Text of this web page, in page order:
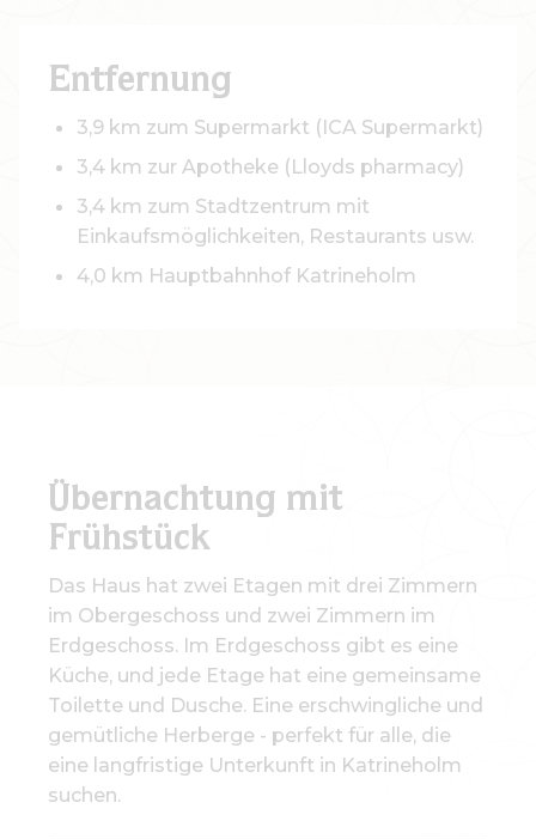
Entfernung
3,9 km zum Supermarkt (ICA Supermarkt)
3,4 km zur Apotheke (Lloyds pharmacy)
3,4 km zum Stadtzentrum mit
Einkaufsmöglichkeiten, Restaurants usw.
4,0 km Hauptbahnhof Katrineholm
Übernachtung mit
Frühstück
Das Haus hat zwei Etagen mit drei Zimmern
im Obergeschoss und zwei Zimmern im
Erdgeschoss. Im Erdgeschoss gibt es eine
Küche, und jede Etage hat eine gemeinsame
Toilette und Dusche. Eine erschwingliche und
gemütliche Herberge - perfekt für alle, die
eine langfristige Unterkunft in Katrineholm
suchen.